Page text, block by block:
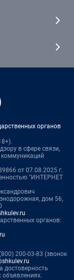
органов
в сфере связи,
от 07.08.2025 г.
"ИНТЕРНЕТ
дом 56,
органов:
200-03-83 (звонок
достоверность